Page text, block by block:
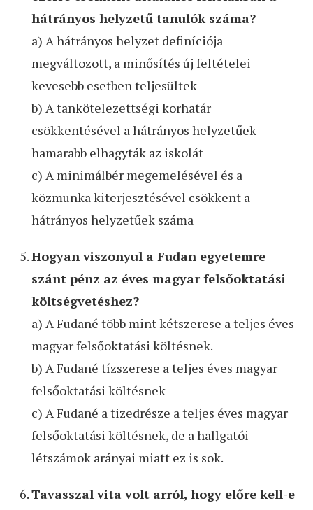
hátrányos helyzetű tanulók száma?
a) A hátrányos helyzet definíciója
megváltozott, a minősítés új feltételei
kevesebb esetben teljesültek
b) A tankötelezettségi korhatár
csökkentésével a hátrányos helyzetűek
hamarabb elhagyták az iskolát
c) A minimálbér megemelésével és a
közmunka kiterjesztésével csökkent a
hátrányos helyzetűek száma
Hogyan viszonyul a Fudan egyetemre
szánt pénz az éves magyar felsőoktatási
költségvetéshez?
a) A Fudané több mint kétszerese a teljes éves
magyar felsőoktatási költésnek.
b) A Fudané tízszerese a teljes éves magyar
felsőoktatási költésnek
c) A Fudané a tizedrésze a teljes éves magyar
felsőoktatási költésnek, de a hallgatói
létszámok arányai miatt ez is sok.
Tavasszal vita volt arról, hogy előre kell-e